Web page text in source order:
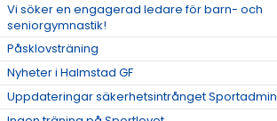
Vi söker en engagerad ledare för barn- och
seniorgymnastik!
Påsklovsträning
Nyheter i Halmstad GF
Uppdateringar säkerhetsintrånget Sportadmin